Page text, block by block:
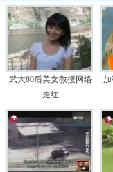
武大80后美女教授网络
走红